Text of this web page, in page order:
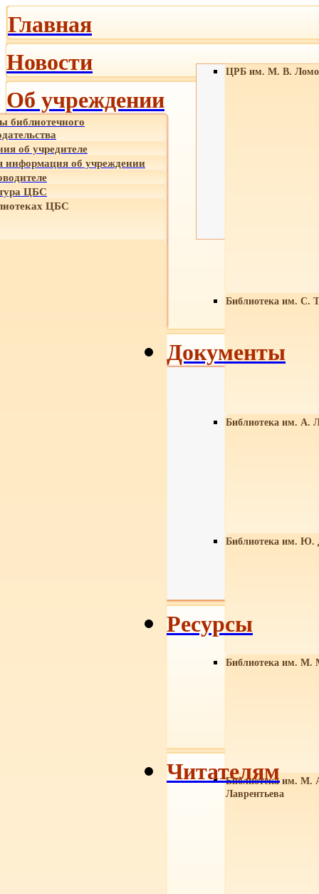
Главная
Новости
Об учреждении
библиотечного
об учредителе
об учреждении
ЦБС
ЦБС
ЦРБ им. М. В.
Библиотека им. С.
Библиотека им. А.
Библиотека им. Ю.
Библиотека им. М.
Библиотека им. М.
Лаврентьева
Документы
Ресурсы
Читателям